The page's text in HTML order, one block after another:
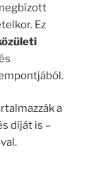
Ez
a
díját is –